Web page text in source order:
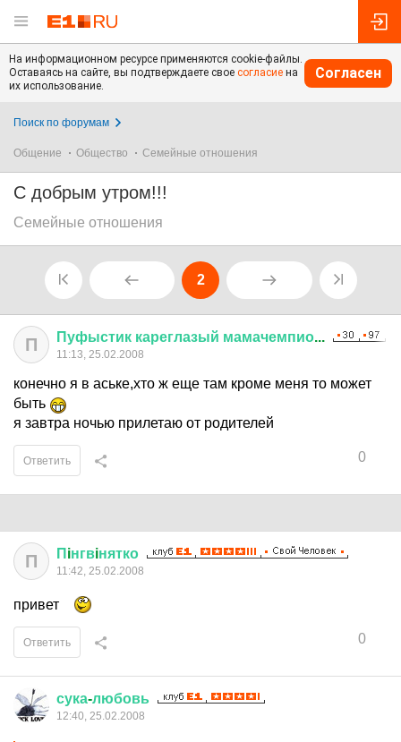
На информационном ресурсе применяются cookie-файлы.
Оставаясь на сайте, вы подтверждаете свое согласие на
их использование.
Согласен
Поиск по форумам
Общение Общество Семейные отношения
С добрым утром!!!
Семейные отношения
2
П Пуфыстик кареглазый мамачемпио...
11:13, 25.02.2008
конечно я в аське,хто ж еще там кроме меня то может
быть
я завтра ночью прилетаю от родителей
0
Ответить
П П iнгвiнятко
11:42, 25.02.2008
привет
0
Ответить
сука-любовь
12:40, 25.02.2008